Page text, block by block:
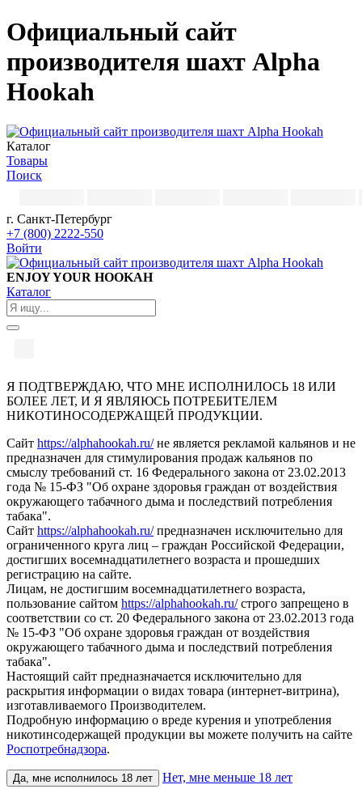
Официальный сайт
производителя шахт Alpha
Hookah
Каталог
Товары
Поиск
г. Санкт-Петербург
+7 (800) 2222-550
Войти
ENJOY YOUR HOOKAH
Каталог
Я ПОДТВЕРЖДАЮ, ЧТО МНЕ ИСПОЛНИЛОСЬ 18 ИЛИ
БОЛЕЕ ЛЕТ, И Я ЯВЛЯЮСЬ ПОТРЕБИТЕЛЕМ
НИКОТИНОСОДЕРЖАЩЕЙ ПРОДУКЦИИ.
Сайт https://alphahookah.ru/не является рекламой кальянов и не
предназначен для стимулирования продаж кальянов по
смыслу требований ст. 16 Федерального закона от 23.02.2013
года № 15-ФЗ "Об охране здоровья граждан от воздействия
окружающего табачного дыма и последствий потребления
табака".
Сайт https://alphahookah.ru/предназначен исключительно для
ограниченного круга лиц – граждан Российской Федерации,
достигших восемнадцатилетнего возраста и прошедших
регистрацию на сайте.
Лицам, не достигшим восемнадцатилетнего возраста,
пользование сайтом https://alphahookah.ru/строго запрещено в
соответствии со ст. 20 Федерального закона от 23.02.2013 года
№ 15-ФЗ "Об охране здоровья граждан от воздействия
окружающего табачного дыма и последствий потребления
табака".
Настоящий сайт предназначается исключительно для
раскрытия информации о видах товара (интернет-витрина),
изготавливаемого Производителем.
Подробную информацию о вреде курения и употребления
никотинсодержащей продукции вы можете получить на сайте
Роспотребнадзора.
Да, мне исполнилось 18 лет Нет, мне меньше 18 лет